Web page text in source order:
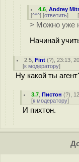
4.6 ,Andrey
[^^^] [ответить] [
> Можно уже
Начинай
2.5 ,Fint (?), 23:13,
[к модератору]
Ну какой ты
3.7 ,Пистон (?),
[к модератору]
И пихтон.